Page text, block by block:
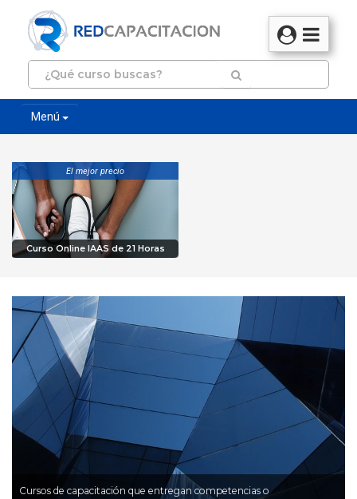
Menú
El mejor precio
Curso Online IAAS de 21 Horas
Cursos de capacitación que entregan competencias o